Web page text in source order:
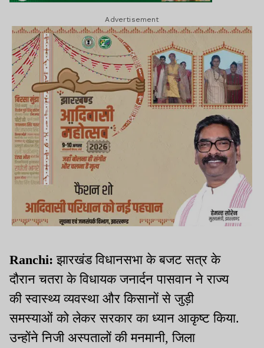
Advertisement
Ranchi: झारखंड विधानसभा के बजट सत्र के
दौरान चतरा के विधायक जनार्दन पासवान ने राज्य
की स्वास्थ्य व्यवस्था और किसानों से जुड़ी
समस्याओं को लेकर सरकार का ध्यान आकृष्ट किया.
उन्होंने निजी अस्पतालों की मनमानी, जिला